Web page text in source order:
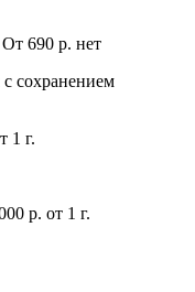
От 690 р. нет
сохранением
1 г.
р. от 1 г.